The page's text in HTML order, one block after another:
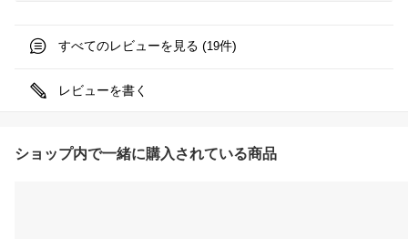
すべてのレビューを見る (19件)
レビューを書く
ショップ内で一緒に購入されている商品